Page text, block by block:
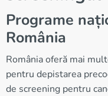
Programe
România
România oferă mai
pentru depistarea
de screening pentru